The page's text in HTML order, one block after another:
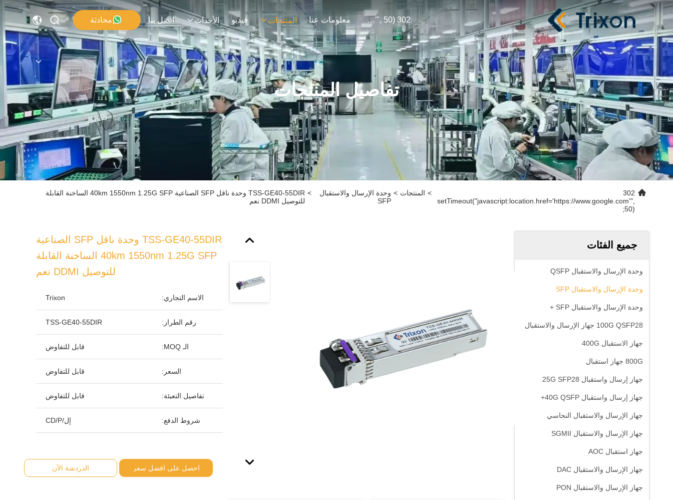
302 SetTimeout("javascript:location.href='https://www.google.com'", 50); معلومات عنا المنتجات فيديو الأحداث اتصل بنا محادثة
تفاصيل المنتجات
302
setTimeout("javascript:location.href='https://www.google.com'",
50);
> المنتجات > وحدة الإرسال والاستقبال
SFP
>
TSS-GE40-55DIR وحدة ناقل SFP الصناعية 40km 1550nm 1.25G SFP الساخنة القابلة
للتوصيل DDMI نعم
جميع الفئات
وحدة الإرسال والاستقبال QSFP
وحدة الإرسال والاستقبال SFP
وحدة الإرسال والاستقبال SFP +
100G QSFP28 جهاز الإرسال والاستقبال
جهاز الاستقبال 400G
800G جهاز استقبال
جهاز إرسال واستقبال 25G SFP28
جهاز إرسال واستقبال 40G QSFP+
جهاز الإرسال والاستقبال النحاسي
جهاز الإرسال والاستقبال SGMII
جهاز استقبال AOC
جهاز الإرسال والاستقبال DAC
جهاز الإرسال والاستقبال PON
TSS-GE40-55DIR وحدة ناقل SFP الصناعية
40km 1550nm 1.25G SFP الساخنة القابلة
للتوصيل DDMI نعم
الاسم التجاري: Trixon
رقم الطراز: TSS-GE40-55DIR
الـ MOQ: قابل للتفاوض
السعر: قابل للتفاوض
تفاصيل التعبئة: قابل للتفاوض
شروط الدفع: إل/CD/P
احصل على افضل سعر الدردشة الآن